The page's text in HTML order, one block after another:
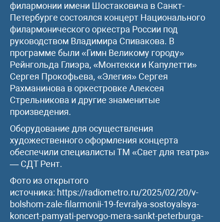
филармонии имени Шостаковича в Санкт-
Петербурге состоялся концерт Национального
филармонического оркестра России под
руководством Владимира Спивакова. В
программе были «Гимн Великому городу»
Рейнгольда Глиэра, «Монтекки и Капулетти»
Сергея Прокофьева, «Элегия» Сергея
Рахманинова в оркестровке Алексея
Стрельникова и другие знаменитые
произведения.
Оборудование для осуществления
художественного оформления концерта
обеспечили специалисты ТМ «Свет для театра»
— СДТ Рент.
Фото из открытого
источника: https://radiometro.ru/2025/02/20/v-
bolshom-zale-filarmonii-19-fevralya-sostoyalsya-
koncert-pamyati-pervogo-mera-sankt-peterburga-